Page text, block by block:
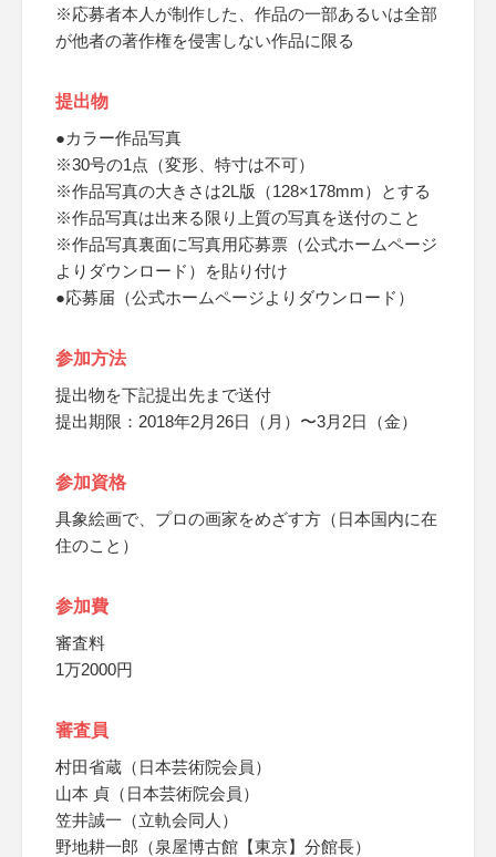
※応募者本人が制作した、作品の一部あるいは全部
が他者の著作権を侵害しない作品に限る
提出物
●カラー作品写真
※30号の1点（変形、特寸は不可）
※作品写真の大きさは2L版（128×178mm）とする
※作品写真は出来る限り上質の写真を送付のこと
※作品写真裏面に写真用応募票（公式ホームページ
よりダウンロード）を貼り付け
●応募届（公式ホームページよりダウンロード）
参加方法
提出物を下記提出先まで送付
提出期限：2018年2月26日（月）〜3月2日（金）
参加資格
具象絵画で、プロの画家をめざす方（日本国内に在
住のこと）
参加費
審査料
1万2000円
審査員
村田省蔵（日本芸術院会員）
山本 貞（日本芸術院会員）
笠井誠一（立軌会同人）
野地耕一郎（泉屋博古館【東京】分館長）